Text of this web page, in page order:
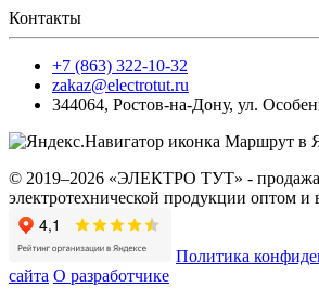
Контакты
+7 (863) 322-10-32
zakaz@electrotut.ru
344064, Ростов-на-Дону, ул.
Маршрут в
© 2019–2026 «ЭЛЕКТРО ТУТ» - продажа
электротехнической продукции оптом и
Политика
сайта О разработчике